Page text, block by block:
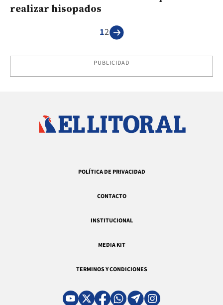
realizar hisopados
12
PUBLICIDAD
POLÍTICA DE PRIVACIDAD
CONTACTO
INSTITUCIONAL
MEDIA KIT
TERMINOS Y CONDICIONES